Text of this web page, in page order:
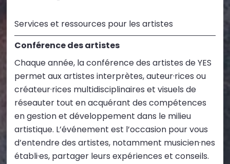
Services et ressources pour les artistes
Conférence des artistes
Chaque année, la conférence des artistes de YES
permet aux artistes interprètes, auteur·rices ou
créateur·rices multidisciplinaires et visuels de
réseauter tout en acquérant des compétences
en gestion et développement dans le milieu
artistique. L’événement est l’occasion pour vous
d’entendre des artistes, notamment musicien·nes
établi·es, partager leurs expériences et conseils.